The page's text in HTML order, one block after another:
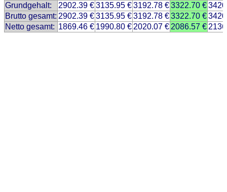
Grundgehalt:
2902.39 €3135.95 €3192.78 €3322.70 €
Brutto gesamt: 2902.39 €3135.95 €3192.78 €3322.70 €
Netto gesamt: 1869.46 € 1990.80 € 2020.07 € 2086.57 €